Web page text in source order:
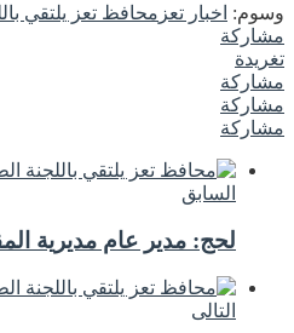
وسوم: اخبار تعز محافظ تعز يلتقي
مشاركة
تغريدة
مشاركة
مشاركة
مشاركة
السابق
لحج: مدير عام مديرية
التالى